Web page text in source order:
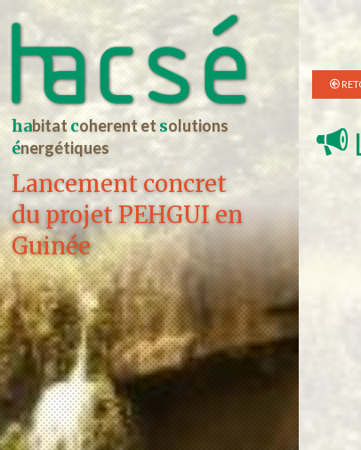
habitat coherent et solutions
énergétiques
Lancement concret
du projet PEHGUI en
Guinée